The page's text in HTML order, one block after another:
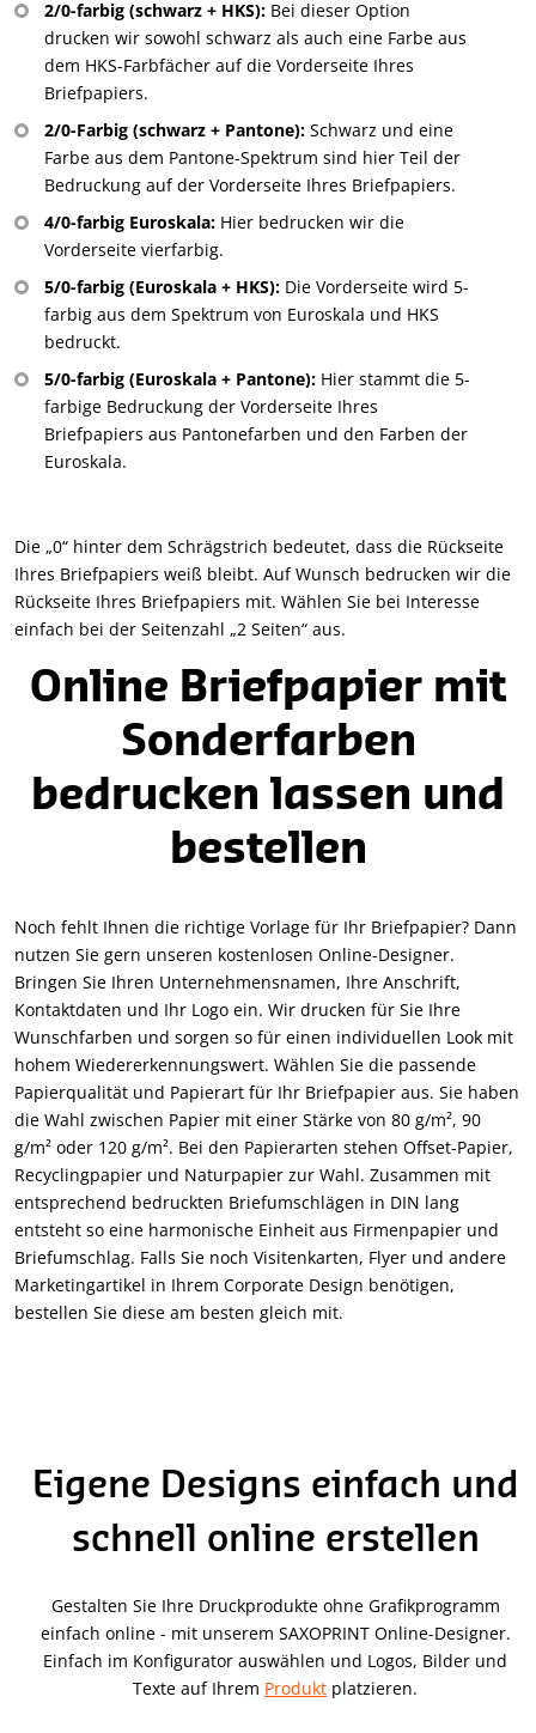
2/0-farbig (schwarz + HKS): Bei dieser Option
drucken wir sowohl schwarz als auch eine Farbe aus
dem HKS-Farbfächer auf die Vorderseite Ihres
Briefpapiers.
2/0-Farbig (schwarz + Pantone): Schwarz und eine
Farbe aus dem Pantone-Spektrum sind hier Teil der
Bedruckung auf der Vorderseite Ihres Briefpapiers.
4/0-farbig Euroskala: Hier bedrucken wir die
Vorderseite vierfarbig.
5/0-farbig (Euroskala + HKS): Die Vorderseite wird 5-
farbig aus dem Spektrum von Euroskala und HKS
bedruckt.
5/0-farbig (Euroskala + Pantone): Hier stammt die 5-
farbige Bedruckung der Vorderseite Ihres
Briefpapiers aus Pantonefarben und den Farben der
Euroskala.
Die „0“ hinter dem Schrägstrich bedeutet, dass die Rückseite
Ihres Briefpapiers weiß bleibt. Auf Wunsch bedrucken wir die
Rückseite Ihres Briefpapiers mit. Wählen Sie bei Interesse
einfach bei der Seitenzahl „2 Seiten“ aus.
Online Briefpapier mit
Sonderfarben
bedrucken lassen und
bestellen
Noch fehlt Ihnen die richtige Vorlage für Ihr Briefpapier? Dann
nutzen Sie gern unseren kostenlosen Online-Designer.
Bringen Sie Ihren Unternehmensnamen, Ihre Anschrift,
Kontaktdaten und Ihr Logo ein. Wir drucken für Sie Ihre
Wunschfarben und sorgen so für einen individuellen Look mit
hohem Wiedererkennungswert. Wählen Sie die passende
Papierqualität und Papierart für Ihr Briefpapier aus. Sie haben
die Wahl zwischen Papier mit einer Stärke von 80 g/m², 90
g/m² oder 120 g/m². Bei den Papierarten stehen Offset-Papier,
Recyclingpapier und Naturpapier zur Wahl. Zusammen mit
entsprechend bedruckten Briefumschlägen in DIN lang
entsteht so eine harmonische Einheit aus Firmenpapier und
Briefumschlag. Falls Sie noch Visitenkarten, Flyer und andere
Marketingartikel in Ihrem Corporate Design benötigen,
bestellen Sie diese am besten gleich mit.
Eigene Designs einfach und
schnell online erstellen
Gestalten Sie Ihre Druckprodukte ohne Grafikprogramm
einfach online - mit unserem SAXOPRINT Online-Designer.
Einfach im Konfigurator auswählen und Logos, Bilder und
Texte auf Ihrem Produkt platzieren.